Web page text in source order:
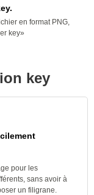
en format PNG,
key»
key
pour les
sans avoir à
un filigrane.